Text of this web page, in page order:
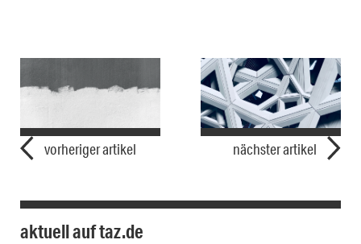
vorheriger artikel nächster artikel
aktuell auf taz.de